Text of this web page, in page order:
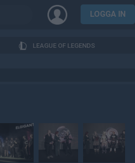
LOGGA IN
LEAGUE OF LEGENDS